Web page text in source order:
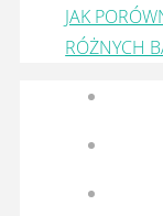
JAK
RÓŻNYCH